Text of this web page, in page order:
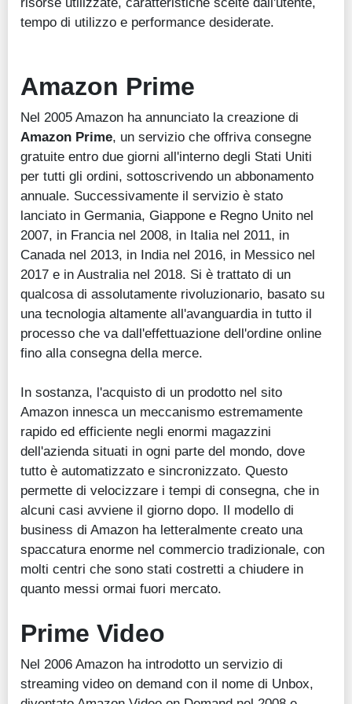
tempo di utilizzo e performance desiderate.
Amazon Prime
Nel 2005 Amazon ha annunciato la creazione di
Amazon Prime, un servizio che offriva consegne
gratuite entro due giorni all'interno degli Stati Uniti
per tutti gli ordini, sottoscrivendo un abbonamento
annuale. Successivamente il servizio è stato
lanciato in Germania, Giappone e Regno Unito nel
2007, in Francia nel 2008, in Italia nel 2011, in
Canada nel 2013, in India nel 2016, in Messico nel
2017 e in Australia nel 2018. Si è trattato di un
qualcosa di assolutamente rivoluzionario, basato su
una tecnologia altamente all'avanguardia in tutto il
processo che va dall'effettuazione dell'ordine online
fino alla consegna della merce.
In sostanza, l'acquisto di un prodotto nel sito
Amazon innesca un meccanismo estremamente
rapido ed efficiente negli enormi magazzini
dell'azienda situati in ogni parte del mondo, dove
tutto è automatizzato e sincronizzato. Questo
permette di velocizzare i tempi di consegna, che in
alcuni casi avviene il giorno dopo. Il modello di
business di Amazon ha letteralmente creato una
spaccatura enorme nel commercio tradizionale, con
molti centri che sono stati costretti a chiudere in
quanto messi ormai fuori mercato.
Prime Video
Nel 2006 Amazon ha introdotto un servizio di
streaming video on demand con il nome di Unbox,